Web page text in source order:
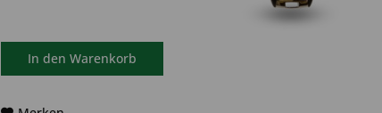
verbaut. Bitte achte darauf,
dass der Autoschlüssel
In den Warenkorb